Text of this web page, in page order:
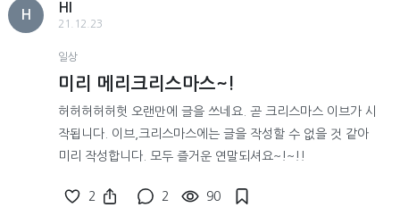
H
HI
21.12.23
일상
미리 메리크리스마스~!
허허허허허헛 오랜만에 글을 쓰네요. 곧 크리스마스 이브가 시
작됩니다. 이브,크리스마스에는 글을 작성할 수 없을 것 같아
미리 작성합니다. 모두 즐거운 연말되셔요~!~!!
2 2 90